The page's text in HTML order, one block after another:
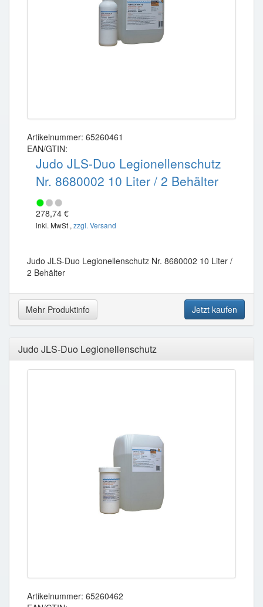
Artikelnummer: 65260461
EAN/GTIN:
Judo JLS-Duo Legionellenschutz
Nr. 8680002 10 Liter / 2 Behälter
278,74 €
inkl. MwSt , zzgl. Versand
Judo JLS-Duo Legionellenschutz Nr. 8680002 10 Liter /
2 Behälter
Mehr Produktinfo Jetzt kaufen
Judo JLS-Duo Legionellenschutz
Artikelnummer: 65260462